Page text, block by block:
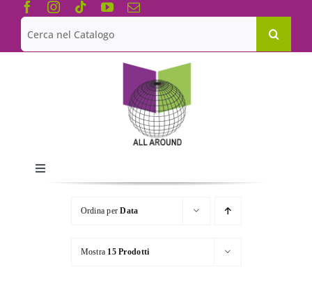
Salta
contenuto
Cerca
per:
Toggle
Navigation
Chi siamo
Le Collane
Ordina perData
Mostra 15 Prodotti